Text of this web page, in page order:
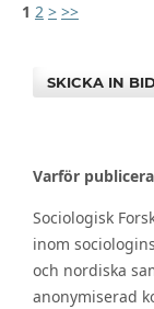
1 2 > >>
SKICKA IN
Varför
Sociologisk
inom
och nordiska
anonymiserad